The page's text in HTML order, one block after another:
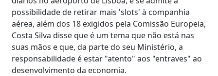
possibilidade de retirar mais 'slots' à companhia
aérea, além dos 18 exigidos pela Comissão Europeia,
Costa Silva disse que é um tema que não está nas
suas mãos e que, da parte do seu Ministério, a
responsabilidade é estar "atento" aos "entraves" ao
desenvolvimento da economia.